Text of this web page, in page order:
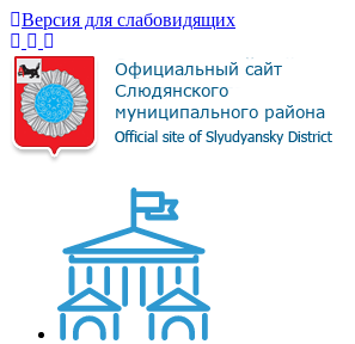
Версия для слабовидящих